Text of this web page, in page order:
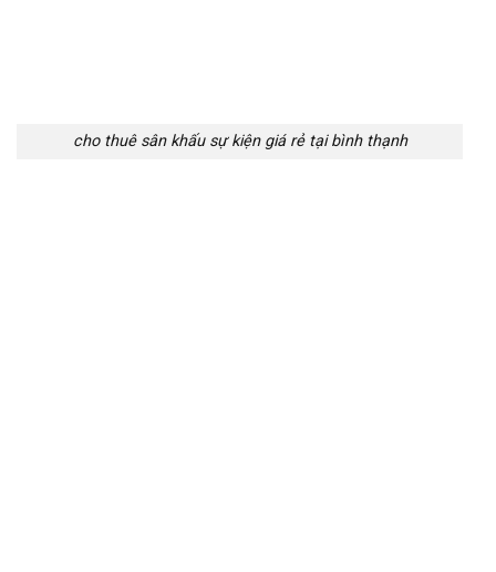
cho thuê sân khấu sự kiện giá rẻ tại bình thạnh